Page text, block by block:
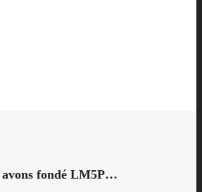
avons fondé LM5P…